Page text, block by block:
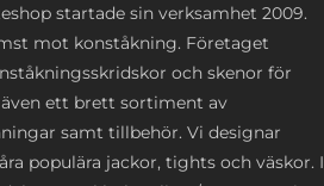
startade sin verksamhet 2009.
mot konståkning. Företaget
och skenor för
även ett brett sortiment av
samt tillbehör. Vi designar
populära jackor, tights och väskor. I